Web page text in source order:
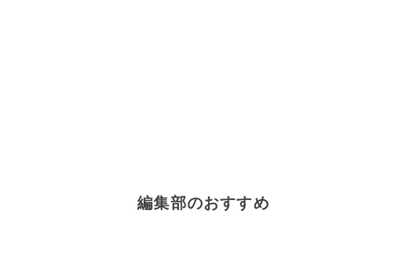
編集部のおすすめ